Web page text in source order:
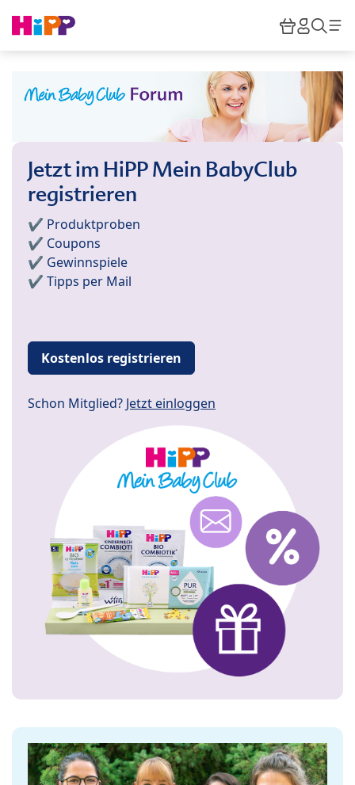
HiPP
Jetzt im HiPP Mein BabyClub
registrieren
✔️ Produktproben
✔️ Coupons
✔️ Gewinnspiele
✔️ Tipps per Mail
Kostenlos registrieren
Schon Mitglied? Jetzt einloggen